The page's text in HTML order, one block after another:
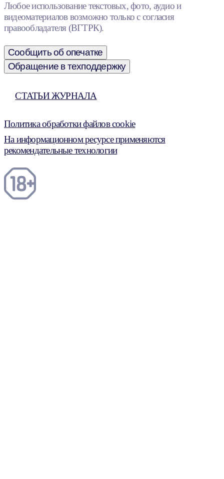
Любое использование текстовых, фото, аудио и
видеоматериалов возможно только с согласия
правообладателя (ВГТРК).
Сообщить об опечатке
Обращение в техподдержку
СТАТЬИ ЖУРНАЛА
Политика обработки файлов cookie
На информационном ресурсе применяются
рекомендательные технологии